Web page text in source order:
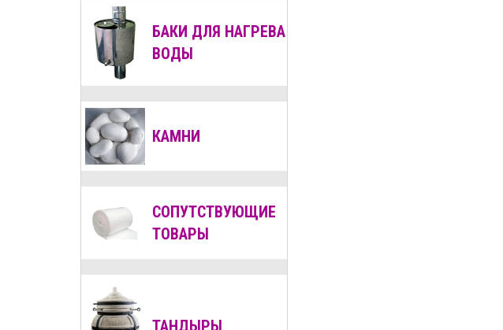
БАКИ ДЛЯ НАГРЕВА
ВОДЫ
КАМНИ
СОПУТСТВУЮЩИЕ
ТОВАРЫ
ТАНДЫРЫ